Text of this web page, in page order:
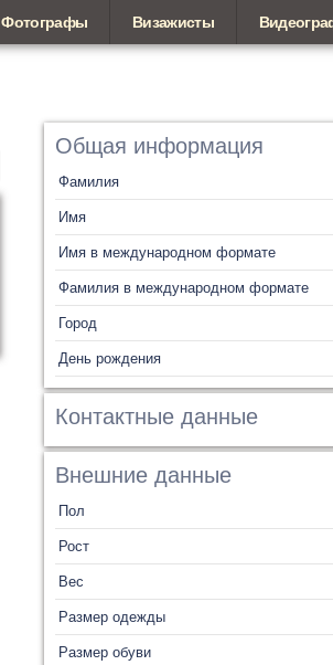
Фотографы Визажисты
Общая информация
Фамилия
Имя
Имя в международном формате
Фамилия в международном формате
Город
День рождения
Контактные данные
Внешние данные
Пол
Рост
Вес
Размер одежды
Размер обуви